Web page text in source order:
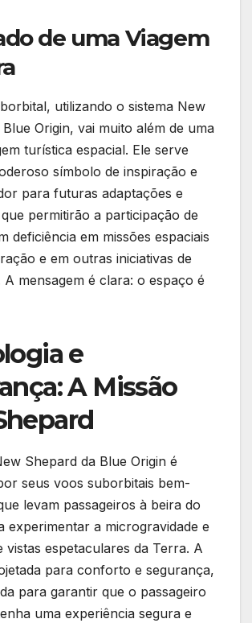
de uma Viagem
utilizando o sistema New
Origin, vai muito além de uma
turística espacial. Ele serve
símbolo de inspiração e
para futuras adaptações e
permitirão a participação de
deficiência em missões espaciais
e em outras iniciativas de
mensagem é clara: o espaço é
e
A Missão
Shepard da Blue Origin é
seus voos suborbitais bem-
levam passageiros à beira do
experimentar a microgravidade e
vistas espetaculares da Terra. A
para conforto e segurança,
para garantir que o passageiro
uma experiência segura e